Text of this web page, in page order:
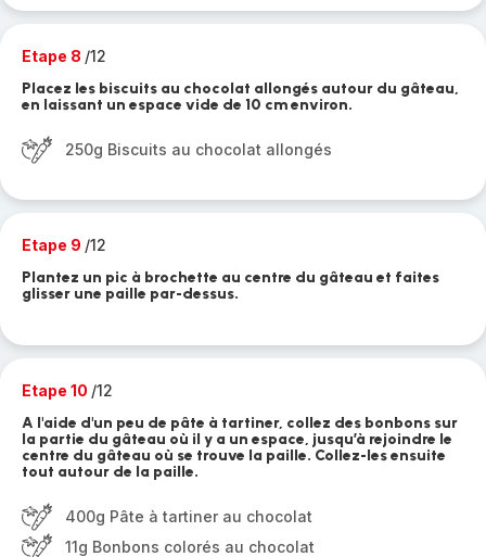
Etape 8 /12
Placez les biscuits au chocolat allongés autour du gâteau,
en laissant un espace vide de 10 cm environ.
250g Biscuits au chocolat allongés
Etape 9 /12
Plantez un pic à brochette au centre du gâteau et faites
glisser une paille par-dessus.
Etape 10 /12
A l'aide d'un peu de pâte à tartiner, collez des bonbons sur
la partie du gâteau où il y a un espace, jusqu’à rejoindre le
centre du gâteau où se trouve la paille. Collez-les ensuite
tout autour de la paille.
400g Pâte à tartiner au chocolat
11g Bonbons colorés au chocolat